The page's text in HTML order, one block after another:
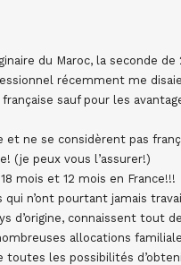
du Maroc, la seconde de
récemment me
sauf pour les
et ne se considèrent pas
(je peux vous l’assurer!)
mois et 12 mois en France!!!
n’ont pourtant jamais
d’origine, connaissent tout
allocations
les possibilités